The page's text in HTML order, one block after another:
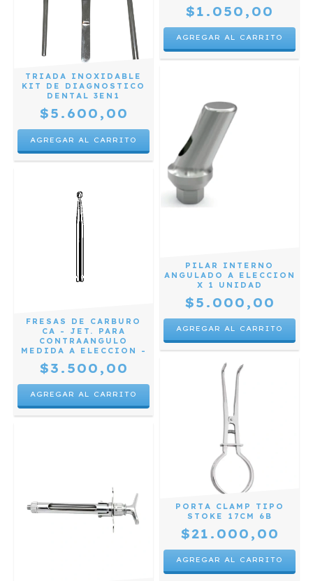
TRIADA INOXIDABLE
KIT DE DIAGNOSTICO
DENTAL 3EN1
$5.600,00
$1.050,00
FRESAS DE CARBURO
CA - JET. PARA
CONTRAANGULO
MEDIDA A ELECCION -
$3.500,00
AGREGAR AL CARRITO
PILAR INTERNO
ANGULADO A ELECCION
X 1 UNIDAD
$5.000,00
AGREGAR AL CARRITO
PORTA CLAMP TIPO
STOKE 17CM 6B
$21.000,00